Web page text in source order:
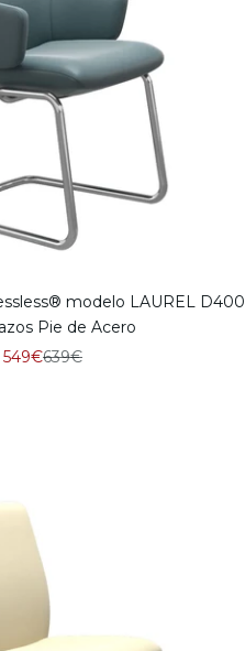
modelo LAUREL D400
Pie de Acero
Precio de oferta
549€Precio normal
639€